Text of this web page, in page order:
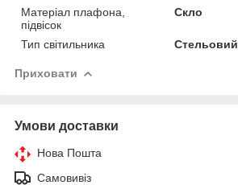
Матеріал плафона,
підвісок
Скло
Тип світильника Стельовий
Приховати
Умови доставки
Нова Пошта
Самовивіз